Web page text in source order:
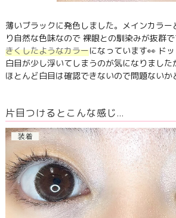
薄いブラックに発色しました。メインカラー
り自然な色味なので 裸眼との馴染みが抜群で
きくしたようなカラーになっています👀 ド
白目が少し浮いてしまうのが気になりました
ほとんど白目は確認できないので問題ないか
片目つけるとこんな感じ…